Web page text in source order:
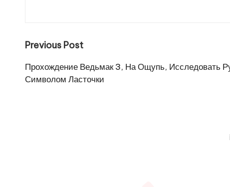
Post
navigation
Previous Post
Прохождение Ведьмак 3, На Ощупь, Исследовать
Символом Ласточки